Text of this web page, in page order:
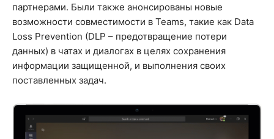
партнерами. Были также анонсированы новые
возможности совместимости в Teams, такие как Data
Loss Prevention (DLP – предотвращение потери
данных) в чатах и диалогах в целях сохранения
информации защищенной, и выполнения своих
поставленных задач.